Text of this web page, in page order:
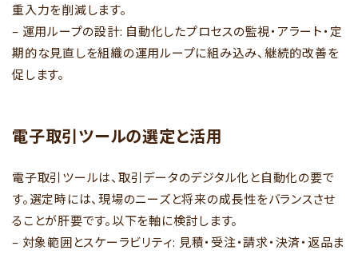
重入力を削減します。
– 運用ループの設計: 自動化したプロセスの監視・アラート・定
期的な見直しを組織の運用ループに組み込み、継続的改善を
促します。
電子取引ツールの選定と活用
電子取引ツールは、取引データのデジタル化と自動化の要で
す。選定時には、現場のニーズと将来の成長性をバランスさせ
ることが肝要です。以下を軸に検討します。
– 対象範囲とスケーラビリティ: 見積・受注・請求・決済・返品ま